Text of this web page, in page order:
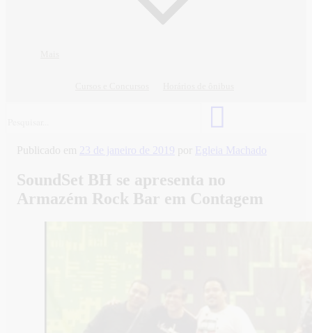
Publicado em 23 de janeiro de 2019 por Egleia Machado
SoundSet BH se apresenta no
Armazém Rock Bar em Contagem